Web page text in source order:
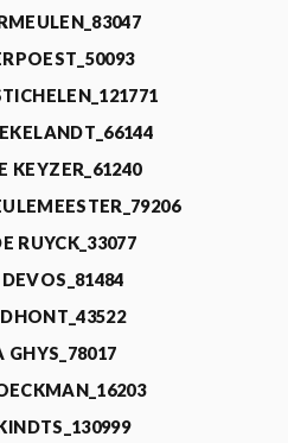
KEYZER_61240
RUYCK_33077
GHYS_78017